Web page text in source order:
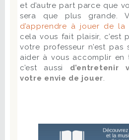
et d’autre part parce que
sera que plus grande.
d’apprendre à jouer de la
cela vous fait plaisir, c’est
votre professeur n’est pas
aider à vous accomplir en
c’est aussi d’entretenir
votre envie de jouer.